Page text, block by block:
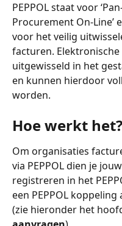
PEPPOL staat voor
Procurement On-Line’
voor het veilig
facturen.
uitgewisseld in het
en kunnen hierdoor
worden.
Hoe werkt het?
Om organisaties
via PEPPOL dien je
registreren in het
een PEPPOL
(zie hieronder het